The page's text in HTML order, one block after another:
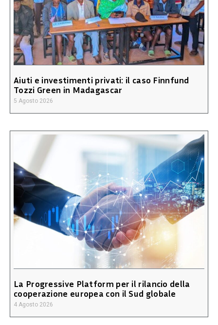
Aiuti e investimenti privati: il caso Finnfund
Tozzi Green in Madagascar
5 Agosto 2026
La Progressive Platform per il rilancio della
cooperazione europea con il Sud globale
4 Agosto 2026